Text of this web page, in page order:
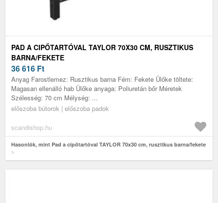
PAD A CIPŐTARTÓVAL TAYLOR 70X30 CM, RUSZTIKUS
BARNA/FEKETE
36 616 Ft
Anyag Farostlemez: Rusztikus barna Fém: Fekete Ülőke töltete:
Magasan ellenálló hab Ülőke anyaga: Poliuretán bőr Méretek
Szélesség: 70 cm Mélység: ...
előszoba bútorok | előszoba padok
scandishop.hu
Hasonlók, mint Pad a cipőtartóval TAYLOR 70x30 cm, rusztikus barna/fekete